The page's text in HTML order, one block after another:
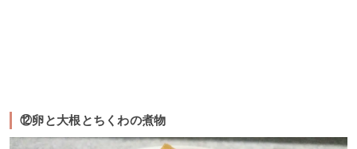
⑫卵と大根とちくわの煮物